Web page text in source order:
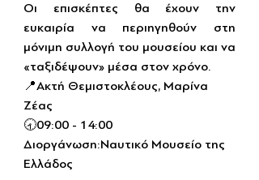
Οι επισκέπτες θα έχουν την
ευκαιρία να περιηγηθούν στη
μόνιμη συλλογή του μουσείου και να
«ταξιδέψουν» μέσα στον χρόνο.
📍Ακτή Θεμιστοκλέους, Μαρίνα
Ζέας
🕣09:00 - 14:00
Διοργάνωση:Ναυτικό Μουσείο της
Ελλάδος